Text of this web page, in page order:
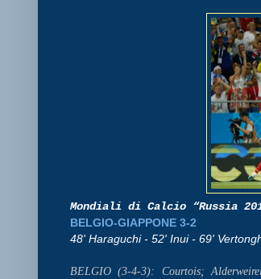
Mondiali di Calcio “Russia
BELGIO-GIAPPONE 3-2
48' Haraguchi - 52' Inui - 69'
BELGIO (3-4-3): Courtois;